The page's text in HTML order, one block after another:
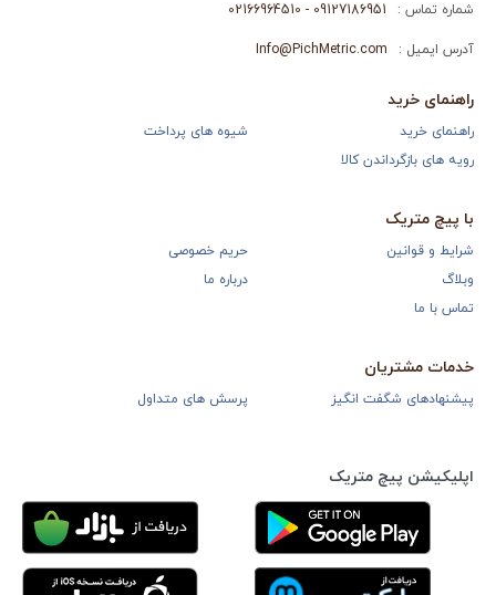
شماره تماس : 09127186951 - 02166964510
آدرس ایمیل : Info@PichMetric.com
راهنمای خرید
راهنمای خرید
شیوه های پرداخت
رویه های بازگرداندن کالا
با پیچ متریک
شرایط و قوانین
حریم خصوصی
وبلاگ
درباره ما
تماس با ما
خدمات مشتریان
پیشنهادهای شگفت انگیز پرسش های متداول
اپلیکیشن پیچ متریک